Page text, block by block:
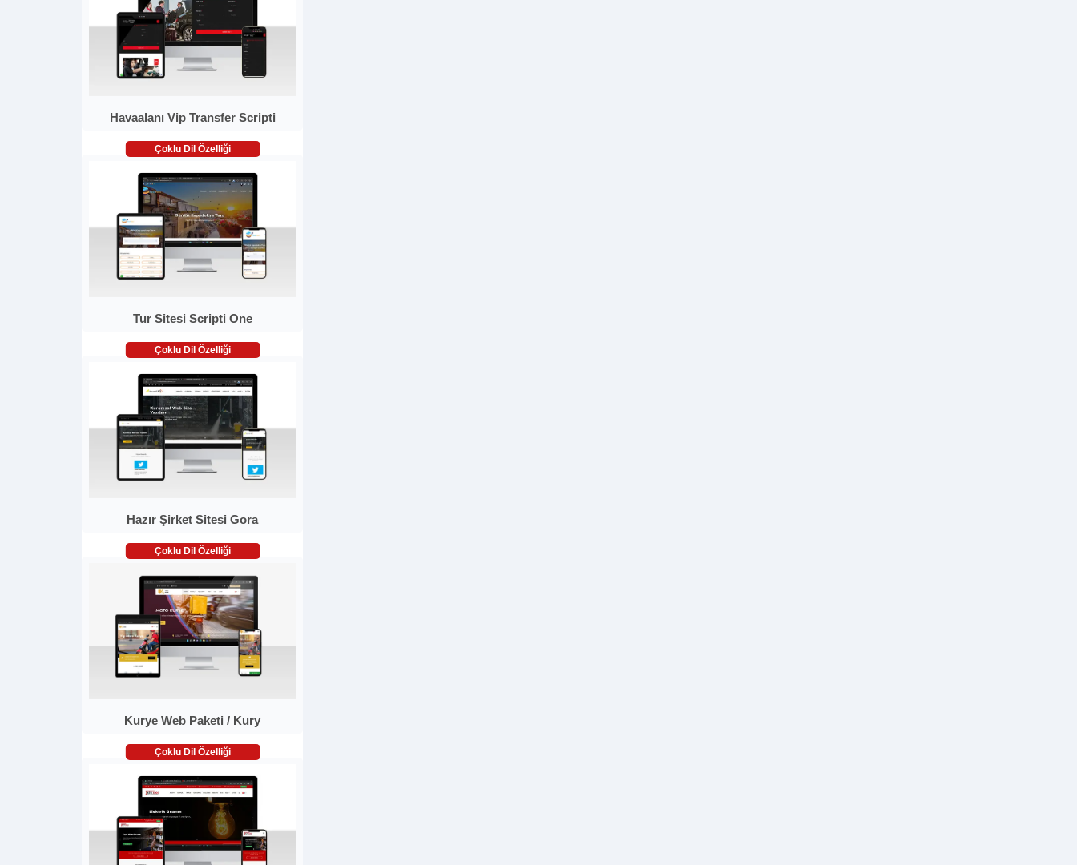
Havaalanı Vip Transfer Scripti
Çoklu Dil Özelliği
Tur Sitesi Scripti One
Çoklu Dil Özelliği
Hazır Şirket Sitesi Gora
Çoklu Dil Özelliği
Kurye Web Paketi / Kury
Çoklu Dil Özelliği